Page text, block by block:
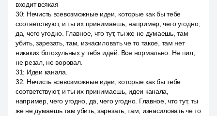
входит всякая
30: Нечисть всевозможные идеи, которые как бы тебе
соответствуют, и ты их принимаешь, например, чего угодно,
да, чего угодно. Главное, что тут, ты же не думаешь, там
убить, зарезать, там, изнасиловать че то такое, там нет
никаких богохульных у тебя идей. Все нормально. Не пил,
не резал, не воровал.
31: Идеи канала.
32: Нечисть всевозможные идеи, которые как бы тебе
соответствуют, и ты их принимаешь, идеи канала,
например, чего угодно, да, чего угодно. Главное, что тут, ты
же не думаешь там убить, зарезать, там, изнасиловать че то